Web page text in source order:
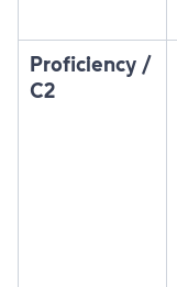
Proficiency /
C2